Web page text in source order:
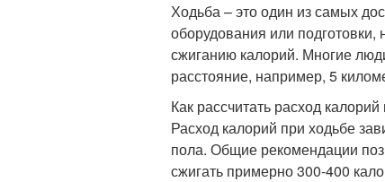
Ходьба – это один из самых
оборудования или
сжиганию калорий. Многие
расстояние, например, 5
Как рассчитать расход
Расход калорий при ходьбе
пола. Общие рекомендации
сжигать примерно 300-400